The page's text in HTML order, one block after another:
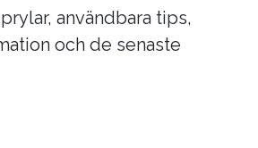
användbara tips,
och de senaste